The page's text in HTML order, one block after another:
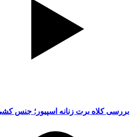
بررسی کلاه برت زنانه اسپیور؛ جنس